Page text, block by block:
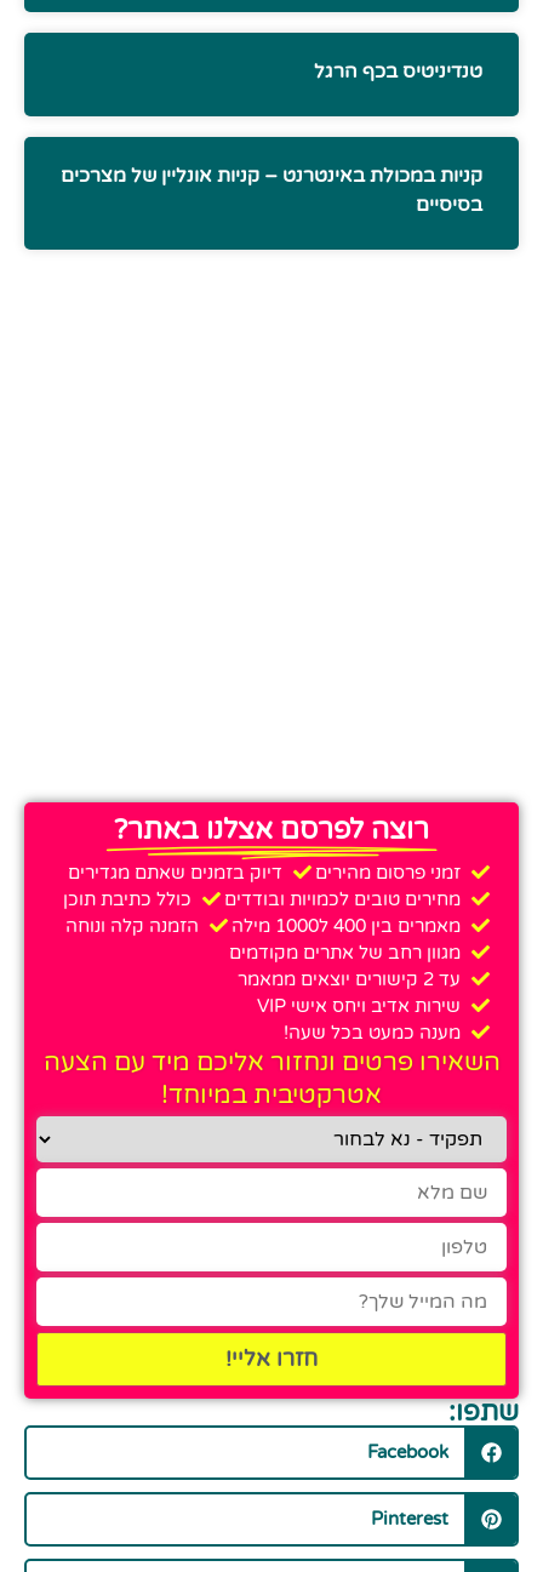
טנדיניטיס בכף הרגל
קניות במכולת באינטרנט – קניות אונליין של מצרכים
בסיסיים
רוצה לפרסם אצלנו באתר?
זמני פרסום מהירים
דיוק בזמנים שאתם מגדירים
מחירים טובים לכמויות ובודדים
כולל כתיבת תוכן
מאמרים בין 400 ל1000 מילה
הזמנה קלה ונוחה
מגוון רחב של אתרים מקודמים
עד 2 קישורים יוצאים ממאמר
שירות אדיב ויחס אישי VIP
מענה כמעט בכל שעה!
השאירו פרטים ונחזור אליכם מיד עם הצעה
אטרקטיבית במיוחד!
חזרו אליי!
שתפו:
Facebook
Pinterest